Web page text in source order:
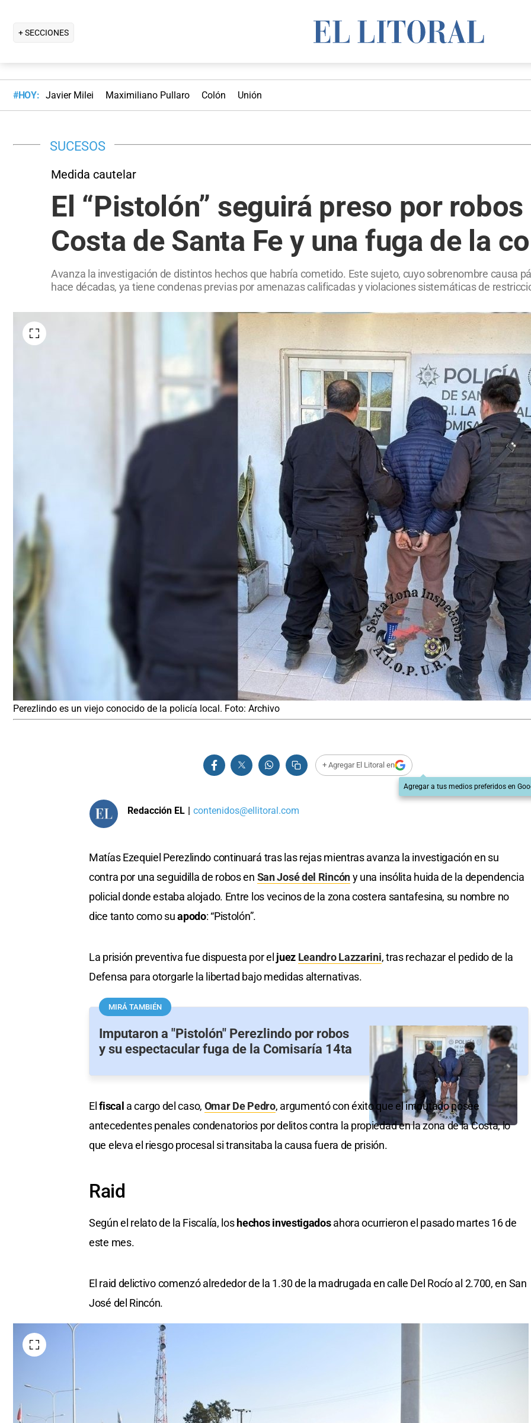
+ SECCIONES
#HOY: Javier Milei Maximiliano Pullaro Colón Unión
SUCESOS
Medida cautelar
El “Pistolón” seguirá preso por
Costa de Santa Fe y una fuga de la
Avanza la investigación de distintos hechos que habría cometido. Este sujeto, cuyo sobrenombre causa
hace décadas, ya tiene condenas previas por amenazas calificadas y violaciones sistemáticas de
Perezlindo es un viejo conocido de la policía local. Foto: Archivo
+ Agregar El Litoral en
Agregar a tus medios preferidos en
Redacción EL | contenidos@ellitoral.com
Matías Ezequiel Perezlindo continuará tras las rejas mientras avanza la investigación en su
contra por una seguidilla de robos en San José del Rincóny una insólita huida de la dependencia
policial donde estaba alojado. Entre los vecinos de la zona costera santafesina, su nombre no
dice tanto como suapodo: “Pistolón”.
La prisión preventiva fue dispuesta por el juez Leandro Lazzarini, tras rechazar el pedido de la
Defensa para otorgarle la libertad bajo medidas alternativas.
MIRÁ TAMBIÉN
Imputaron a "Pistolón" Perezlindo por robos
y su espectacular fuga de la Comisaría 14ta
Elfiscal a cargo del caso, Omar De Pedro, argumentó con éxito que el imputado posee
antecedentes penales condenatorios por delitos contra la propiedad en la zona de la Costa, lo
que eleva el riesgo procesal si transitaba la causa fuera de prisión.
Raid
Según el relato de la Fiscalía, los hechos investigadosahora ocurrieron el pasado martes 16 de
este mes.
El raid delictivo comenzó alrededor de la 1.30 de la madrugada en calle Del Rocío al 2.700, en San
José del Rincón.